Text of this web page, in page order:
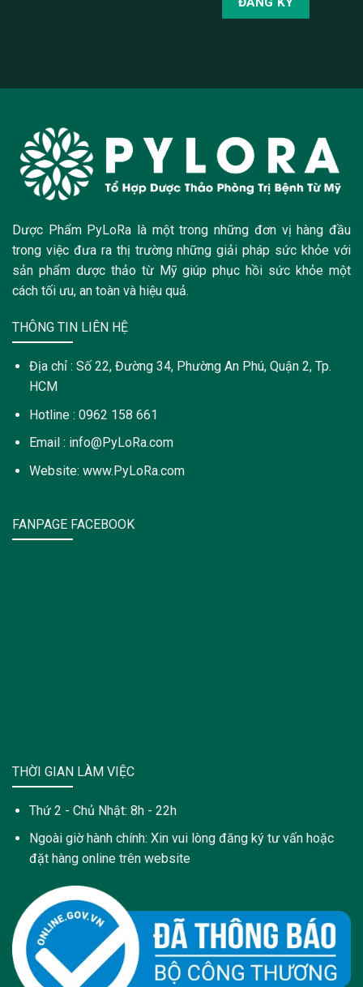
Dược Phẩm PyLoRa là một trong những đơn vị hàng đầu
trong việc đưa ra thị trường những giải pháp sức khỏe với
sản phẩm dược thảo từ Mỹ giúp phục hồi sức khỏe một
cách tối ưu, an toàn và hiệu quả.
THÔNG TIN LIÊN HỆ
Địa chỉ : Số 22, Đường 34, Phường An Phú, Quận 2, Tp.
HCM
Hotline : 0962 158 661
Email : info@PyLoRa.com
Website: www.PyLoRa.com
FANPAGE FACEBOOK
THỜI GIAN LÀM VIỆC
Thứ 2 - Chủ Nhật: 8h - 22h
Ngoài giờ hành chính: Xin vui lòng đăng ký tư vấn hoặc
đặt hàng online trên website